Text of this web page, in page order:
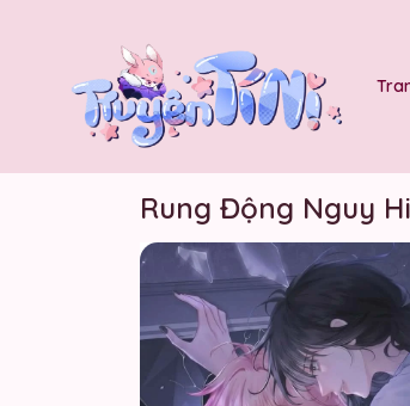
Rung Động Nguy